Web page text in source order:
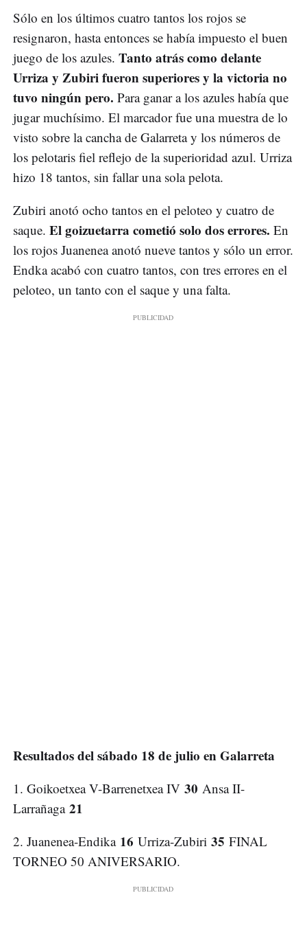
Sólo en los últimos cuatro tantos los rojos se
resignaron, hasta entonces se había impuesto el buen
juego de los azules. Tanto atrás como delante
Urriza y Zubiri fueron superiores y la victoria no
tuvo ningún pero. Para ganar a los azules había que
jugar muchísimo. El marcador fue una muestra de lo
visto sobre la cancha de Galarreta y los números de
los pelotaris fiel reflejo de la superioridad azul. Urriza
hizo 18 tantos, sin fallar una sola pelota.
Zubiri anotó ocho tantos en el peloteo y cuatro de
saque. El goizuetarra cometió solo dos errores. En
los rojos Juanenea anotó nueve tantos y sólo un error.
Endka acabó con cuatro tantos, con tres errores en el
peloteo, un tanto con el saque y una falta.
Resultados del sábado 18 de julio en Galarreta
1. Goikoetxea V-Barrenetxea IV 30 Ansa II-
Larrañaga 21
2. Juanenea-Endika 16 Urriza-Zubiri 35 FINAL
TORNEO 50 ANIVERSARIO.